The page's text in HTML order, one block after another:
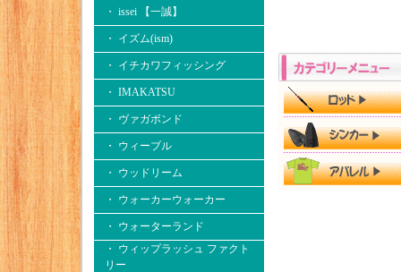
・ issei 【一誠】
・ イズム(ism)
・ イチカワフィッシング
・ IMAKATSU
・ ヴァガボンド
・ ウィーブル
・ ウッドリーム
・ ウォーカーウォーカー
・ ウォーターランド
・ ウィップラッシュ ファクト
リー